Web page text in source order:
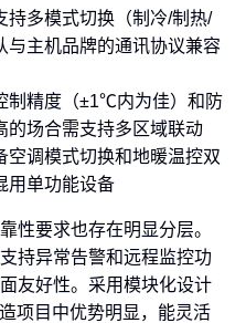
持多模式切换（制冷/制热/
与主机品牌的通讯协议兼容
制精度（±1℃内为佳）和防
的场合需支持多区域联动
空调模式切换和地暖温控双
用单功能设备
性要求也存在明显分层。
持异常告警和远程监控功
友好性。采用模块化设计
项目中优势明显，能灵活